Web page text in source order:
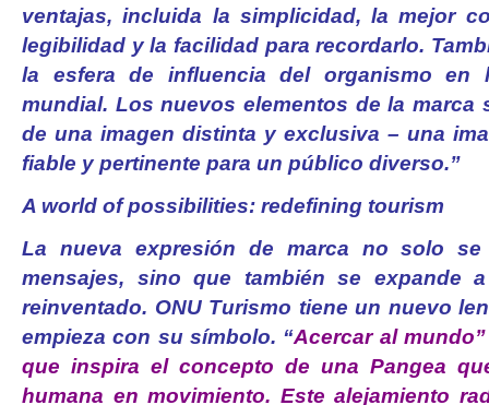
ventajas, incluida la simplicidad, la mejor
legibilidad y la facilidad para recordarlo.
la esfera de influencia del organismo en
mundial. Los nuevos elementos de la marca
de una imagen distinta y exclusiva – una
fiable y pertinente para un público diverso.”
A world of possibilities: redefining tourism
La nueva expresión de marca no solo
mensajes, sino que también se expande
reinventado. ONU Turismo tiene un nuevo
empieza con su símbolo. “Acercar al
que inspira el concepto de una Pangea
humana en movimiento. Este alejamiento